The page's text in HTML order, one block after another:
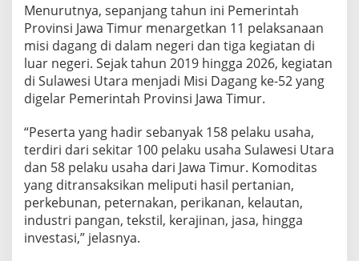
Menurutnya, sepanjang tahun ini Pemerintah
Provinsi Jawa Timur menargetkan 11 pelaksanaan
misi dagang di dalam negeri dan tiga kegiatan di
luar negeri. Sejak tahun 2019 hingga 2026, kegiatan
di Sulawesi Utara menjadi Misi Dagang ke-52 yang
digelar Pemerintah Provinsi Jawa Timur.
“Peserta yang hadir sebanyak 158 pelaku usaha,
terdiri dari sekitar 100 pelaku usaha Sulawesi Utara
dan 58 pelaku usaha dari Jawa Timur. Komoditas
yang ditransaksikan meliputi hasil pertanian,
perkebunan, peternakan, perikanan, kelautan,
industri pangan, tekstil, kerajinan, jasa, hingga
investasi,” jelasnya.